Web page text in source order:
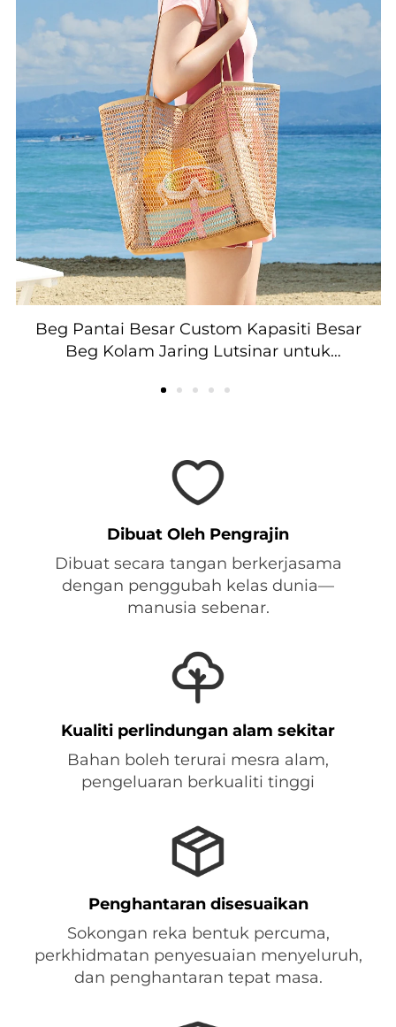
Beg Pantai Besar Custom Kapasiti Besar
Beg Kolam Jaring Lutsinar untuk
Dibuat Oleh Pengrajin
Dibuat secara tangan berkerjasama
dengan penggubah kelas dunia—
manusia sebenar.
Kualiti perlindungan alam sekitar
Bahan boleh terurai mesra alam,
pengeluaran berkualiti tinggi
Penghantaran disesuaikan
Sokongan reka bentuk percuma,
perkhidmatan penyesuaian menyeluruh,
dan penghantaran tepat masa.